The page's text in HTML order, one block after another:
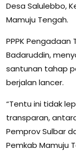
Desa Salulebbo,
Mamuju Tengah.
PPPK Pengadaan
Badaruddin,
santunan tahap
berjalan lancer.
“Tentu ini tidak
transparan,
Pemprov Sulbar
Pemkab Mamuju